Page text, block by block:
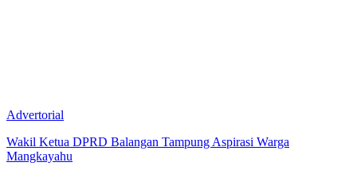
Advertorial
Wakil Ketua DPRD Balangan Tampung Aspirasi Warga
Mangkayahu